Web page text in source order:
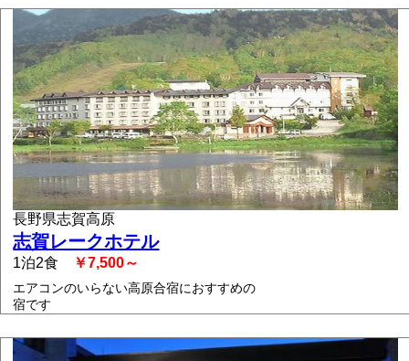
長野県志賀高原
志賀レークホテル
1泊2食 ￥7,500～
エアコンのいらない高原合宿におすすめの
宿です